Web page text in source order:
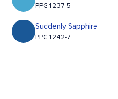
PPG1237-5
Suddenly Sapphire
PPG1242-7